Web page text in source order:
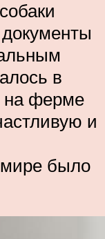
в
на ферме
и
было